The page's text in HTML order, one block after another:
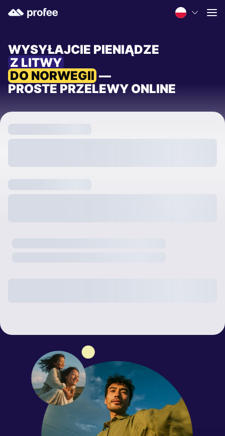
WYSYŁAJCIE PIENIĄDZE
Z LITWY
DO NORWEGII —
PROSTE PRZELEWY ONLINE